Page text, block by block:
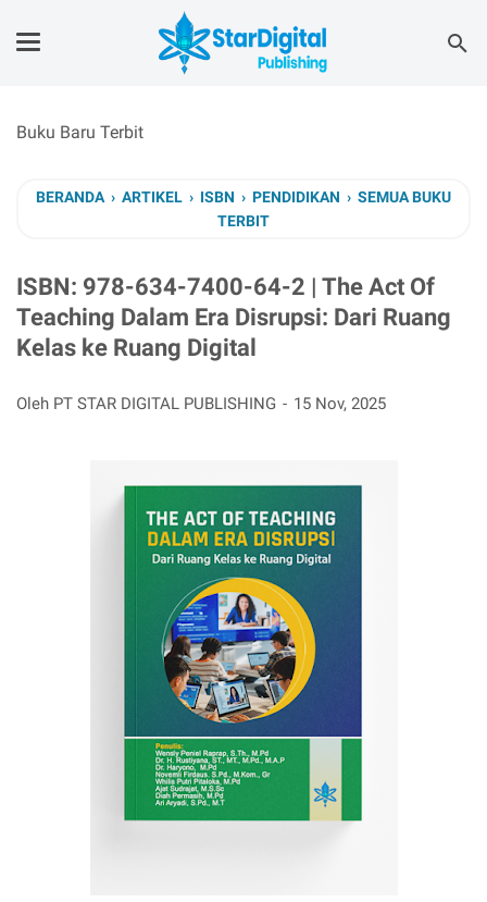
Buku Baru Terbit
BERANDA › ARTIKEL › ISBN › PENDIDIKAN › SEMUA BUKU
TERBIT
ISBN: 978-634-7400-64-2 | The Act Of
Teaching Dalam Era Disrupsi: Dari Ruang
Kelas ke Ruang Digital
Oleh PT STAR DIGITAL PUBLISHING 15 Nov, 2025